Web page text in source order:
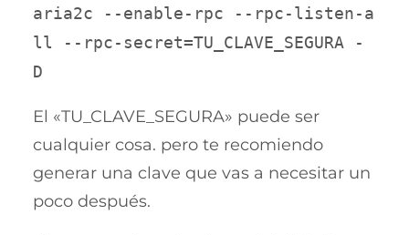
aria2c --enable-rpc --rpc-listen-a
ll --rpc-secret=TU_CLAVE_SEGURA -
D
El «TU_CLAVE_SEGURA» puede ser
cualquier cosa. pero te recomiendo
generar una clave que vas a necesitar un
poco después.